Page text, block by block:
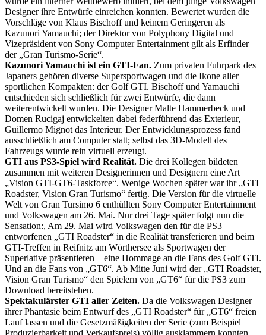
Designer ihre Entwürfe einreichen konnten. Bewertet wurden die
Vorschläge von Klaus Bischoff und keinem Geringeren als
Kazunori Yamauchi; der Direktor von Polyphony Digital und
Vizepräsident von Sony Computer Entertainment gilt als Erfinder
der „Gran Turismo-Serie“.
Kazunori Yamauchi ist ein GTI-Fan. Zum privaten Fuhrpark des
Japaners gehören diverse Supersportwagen und die Ikone aller
sportlichen Kompakten: der Golf GTI. Bischoff und Yamauchi
entschieden sich schließlich für zwei Entwürfe, die dann
weiterentwickelt wurden. Die Designer Malte Hammerbeck und
Domen Rucigaj entwickelten dabei federführend das Exterieur,
Guillermo Mignot das Interieur. Der Entwicklungsprozess fand
ausschließlich am Computer statt; selbst das 3D-Modell des
Fahrzeugs wurde rein virtuell erzeugt.
GTI aus PS3-Spiel wird Realität. Die drei Kollegen bildeten
zusammen mit weiteren Designerinnen und Designern eine Art
„Vision GTI-GT6-Taskforce“. Wenige Wochen später war ihr „GTI
Roadster, Vision Gran Turismo“ fertig. Die Version für die virtuelle
Welt von Gran Tursimo 6 enthüllten Sony Computer Entertainment
und Volkswagen am 26. Mai. Nur drei Tage später folgt nun die
Sensation:, Am 29. Mai wird Volkswagen den für die PS3
entworfenen „GTI Roadster“ in die Realität transferieren und beim
GTI-Treffen in Reifnitz am Wörthersee als Sportwagen der
Superlative präsentieren – eine Hommage an die Fans des Golf GTI.
Und an die Fans von „GT6“. Ab Mitte Juni wird der „GTI Roadster,
Vision Gran Turismo“ den Spielern von „GT6“ für die PS3 zum
Download bereitstehen.
Spektakulärster GTI aller Zeiten. Da die Volkswagen Designer
ihrer Phantasie beim Entwurf des „GTI Roadster“ für „GT6“ freien
Lauf lassen und die Gesetzmäßigkeiten der Serie (zum Beispiel
Produzierbarkeit und Verkaufspreis) völlig ausklammern konnten,